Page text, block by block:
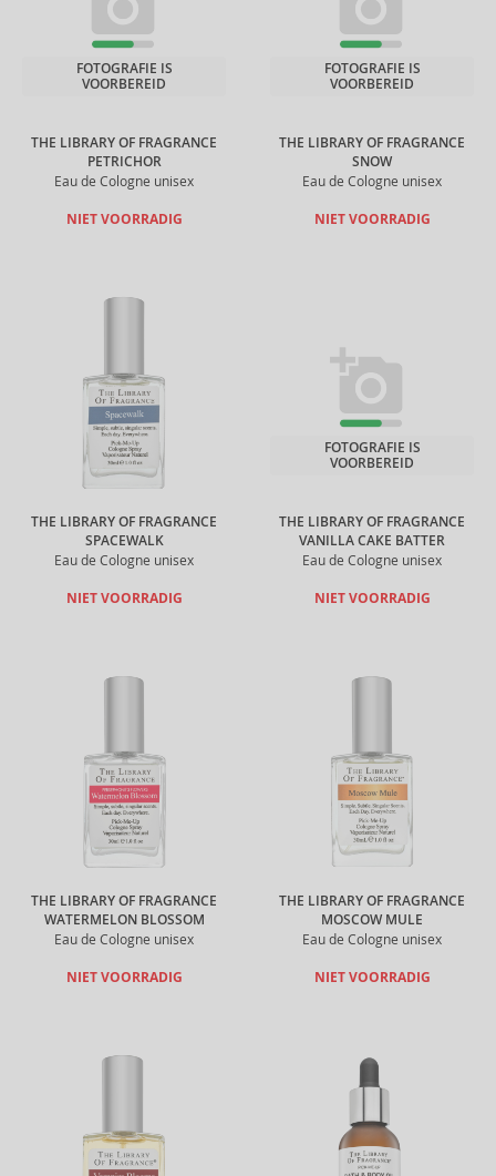
THE LIBRARY OF FRAGRANCE
PETRICHOR
Eau de Cologne unisex
FOTOGRAFIE IS
VOORBEREID
NIET VOORRADIG
THE LIBRARY OF FRAGRANCE
SNOW
Eau de Cologne unisex
FOTOGRAFIE IS
VOORBEREID
NIET VOORRADIG
THE LIBRARY OF FRAGRANCE
SPACEWALK
Eau de Cologne unisex
NIET VOORRADIG
THE LIBRARY OF FRAGRANCE
VANILLA CAKE BATTER
Eau de Cologne unisex
FOTOGRAFIE IS
VOORBEREID
NIET VOORRADIG
THE LIBRARY OF FRAGRANCE
WATERMELON BLOSSOM
Eau de Cologne unisex
NIET VOORRADIG
THE LIBRARY OF FRAGRANCE
MOSCOW MULE
Eau de Cologne unisex
NIET VOORRADIG